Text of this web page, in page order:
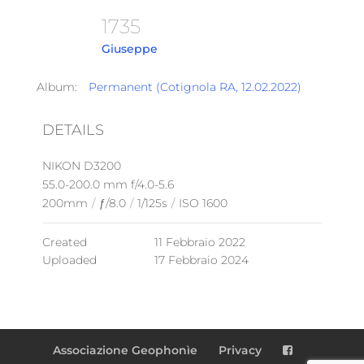
1735
Giuseppe
Album: Permanent (Cotignola RA, 12.02.2022)
DETAILS
NIKON D3200
55.0-200.0 mm f/4.0-5.6
200mm / ƒ/8.0 / 1/125s / ISO 1600
Created
11 Febbraio 2022
Uploaded
17 Febbraio 2024
Associazione Geophonìe Privacy